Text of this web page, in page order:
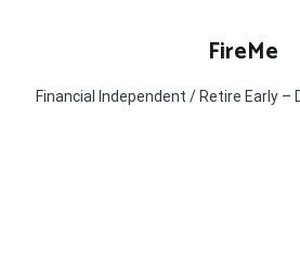
FireMe
Financial Independent / Retire Early –